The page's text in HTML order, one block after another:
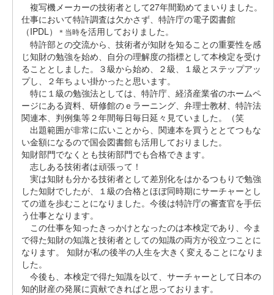
複写機メーカーの技術者として27年間勤めてまいりました。
仕事において特許調査は欠かさず、特許庁の電子図書館
（IPDL）
＊当時を活用しておりました。
特許部との交流から、技術者が知財を知ることの重要性を感
じ知財の勉強を始め、自分の理解度の指標として本検定を受け
ることとしました。３級から始め、２級、１級とステップアッ
プし、２年ちょい掛かったと思います。
特に１級の勉強法としては、特許庁、経済産業省のホームペ
ージにある資料、研修館のｅラーニング、弁理士教材、特許法
関連本、判例集等２年間毎日毎日延々見ていました。（笑
出題範囲が非常に広いことから、関連本を買うととてつもな
い金額になるので国会図書館も活用しておりました。
知財部門でなくとも技術部門でも合格できます。
志しある技術者は頑張って！
実は知財も分かる技術者として差別化をはかるつもりで勉強
した知財でしたが、１級の合格とほぼ同時期にサーチャーとし
ての道を歩むことになりました。今後は特許庁の審査官を手伝
う仕事となります。
この仕事を知ったきっかけとなったのは本検定であり、今ま
で得た知財の知識と技術者としての知識の両方が役立つことに
なります。 知財が私の後半の人生を大きく変えることになりま
した。
今後も、本検定で得た知識を以て、サーチャーとして日本の
知的財産の発展に貢献できればと思っております。